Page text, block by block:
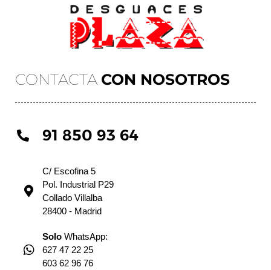
CONTACTA CON NOSOTROS
91 850 93 64
C/ Escofina 5
Pol. Industrial P29
Collado Villalba
28400 - Madrid
Solo WhatsApp:
627 47 22 25
603 62 96 76